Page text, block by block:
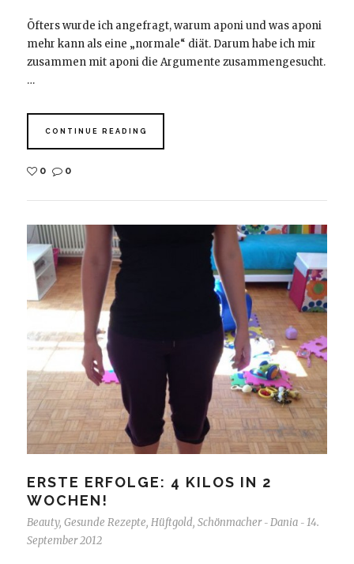
Öfters wurde ich angefragt, warum aponi und was aponi
mehr kann als eine „normale“ diät. Darum habe ich mir
zusammen mit aponi die Argumente zusammengesucht.
…
CONTINUE READING
0 0
ERSTE ERFOLGE: 4 KILOS IN 2
WOCHEN!
Beauty, Gesunde Rezepte, Hüftgold, Schönmacher - Dania - 14.
September 2012